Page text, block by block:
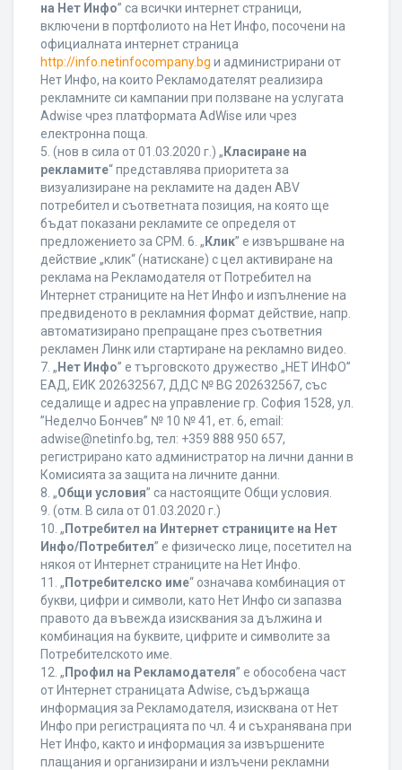
на Нет Инфо” са всички интернет страници,
включени в портфолиото на Нет Инфо, посочени на
официалната интернет страница
http://info.netinfocompany.bg и администрирани от
Нет Инфо, на които Рекламодателят реализира
рекламните си кампании при ползване на услугата
Adwise чрез платформата AdWise или чрез
електронна поща.
5. (нов в сила от 01.03.2020 г.) „ Класиране на
рекламите“ представлява приоритета за
визуализиране на рекламите на даден ABV
потребител и съответната позиция, на която ще
бъдат показани рекламите се определя от
предложението за CPM. 6. „ Клик” е извършване на
действие „клик“ (натискане) с цел активиране на
реклама на Рекламодателя от Потребител на
Интернет страниците на Нет Инфо и изпълнение на
предвиденото в рекламния формат действие, напр.
автоматизирано препращане през съответния
рекламен Линк или стартиране на рекламно видео.
7. „ Нет Инфо” е търговското дружество „НЕТ ИНФО”
ЕАД, ЕИК 202632567, ДДС № BG 202632567, със
седалище и адрес на управление гр. София 1528, ул.
”Неделчо Бончев” № 10 № 41, ет. 6, еmail:
adwise@netinfo.bg, тел: +359 888 950 657,
регистрирано като администратор на лични данни в
Комисията за защита на личните данни.
8. „Общи условия” са настоящите Общи условия.
9. (отм. В сила от 01.03.2020 г.)
10. „ Потребител на Интернет страниците на Нет
Инфо/Потребител” е физическо лице, посетител на
някоя от Интернет страниците на Нет Инфо.
11. „ Потребителско име“ означава комбинация от
букви, цифри и символи, като Нет Инфо си запазва
правото да въвежда изисквания за дължина и
комбинация на буквите, цифрите и символите за
Потребителското име.
12. „ Профил на Рекламодателя” е обособена част
от Интернет страницата Adwise, съдържаща
информация за Рекламодателя, изисквана от Нет
Инфо при регистрацията по чл. 4 и съхранявана при
Нет Инфо, както и информация за извършените
плащания и организирани и излъчени рекламни